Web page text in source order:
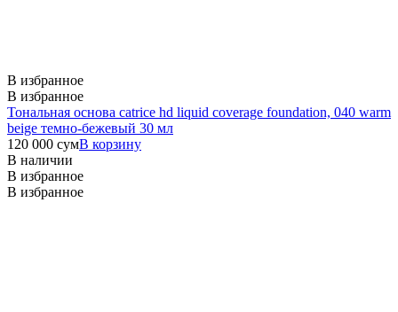
В избранное
В избранное
Тональная основа catrice hd liquid coverage foundation, 040 warm
beige темно-бежевый 30 мл
120 000 сумВ корзину
В наличии
В избранное
В избранное